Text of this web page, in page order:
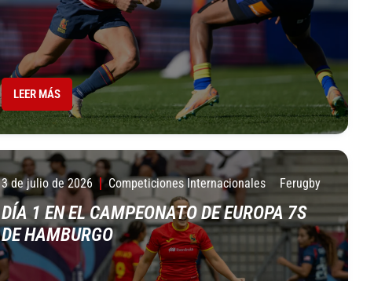
LEER MÁS
3 de julio de 2026 Competiciones Internacionales Ferugby
DÍA 1 EN EL CAMPEONATO DE EUROPA 7S
DE HAMBURGO